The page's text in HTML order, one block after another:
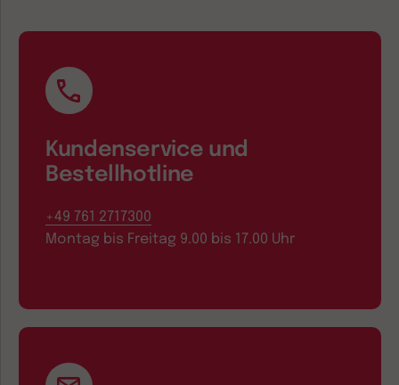
Kundenservice und
Bestellhotline
+49 761 2717300
Montag bis Freitag 9.00 bis 17.00 Uhr